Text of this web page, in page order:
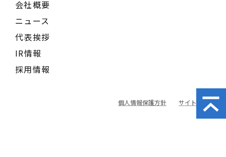
会社概要
ニュース
代表挨拶
IR情報
採用情報
個人情報保護方針 サイトポリシー